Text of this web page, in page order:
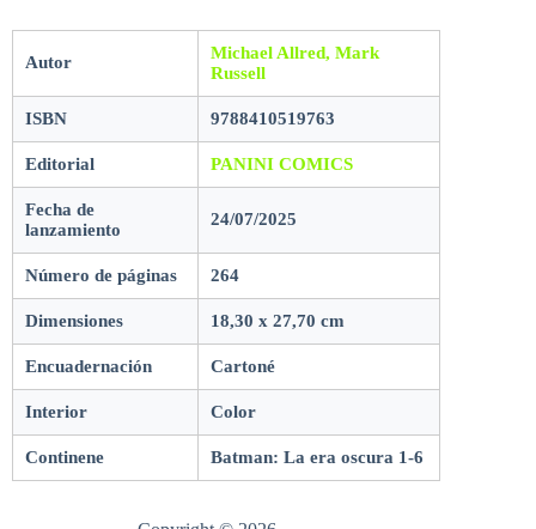
Autor
Michael Allred, Mark
Russell
ISBN 9788410519763
Editorial PANINI COMICS
Fecha de
lanzamiento
24/07/2025
Número de páginas 264
Dimensiones 18,30 x 27,70 cm
Encuadernación Cartoné
Interior Color
Continene Batman: La era oscura 1-6